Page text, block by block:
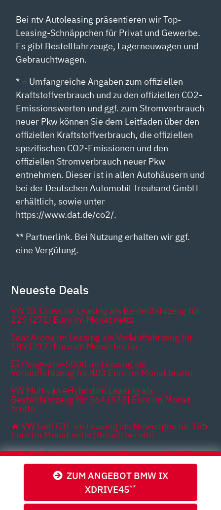
ZUM ANGEBOT BMW IX
XDRIVE45**
Bei ntv Autoleasing präsentieren wir Top-
Leasing-Schnäppchen für Privat und Gewerbe.
Es gibt Bestellfahrzeuge, Lagerneuwagen und
Gebrauchtwagen.
* = Umfangreiche Angaben zum offiziellen
Kraftstoffverbrauch und zu den offiziellen CO2-
Emissionswerten und ggf. zum Stromverbrauch
neuer Pkw können Sie dem Leitfaden über den
offiziellen Kraftstoffverbrauch, die offiziellen
spezifischen CO2-Emissionen und den
offiziellen Stromverbrauch neuer Pkw
entnehmen. Dieser ist in allen Autohäusern und
bei der Deutschen Automobil Treuhand GmbH
erhältlich, sowie unter
https://www.dat.de/co2/.
** Partnerlink. Bei Nutzung erhalten wir ggf.
eine Vergütung.
Neueste Deals
VW ID. Cross im Leasing als Bestellfahrzeug für
229 (271) Euro im Monat netto
Seat Arona im Leasing als Vorlauffahrzeug für
189 [217] Euro im Monat brutto
💥 Peugeot e-5008 im Leasing als
Vorlauffahrzeug für 403 Euro im Monat brutto
VW Multivan eHybrid im Leasing als
Bestellfahrzeug für 364 [433] Euro im Monat
brutto
🔥 VW Golf GTE im Leasing als Newuagen für 185
Euro im Monat netto [8-fach bereift]
VW ID. Polo im Leasing als Neuwagen für 169
(294) Euro im Monat brutto